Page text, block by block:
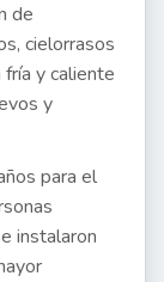
de
cielorrasos
y caliente
y
para el
instalaron